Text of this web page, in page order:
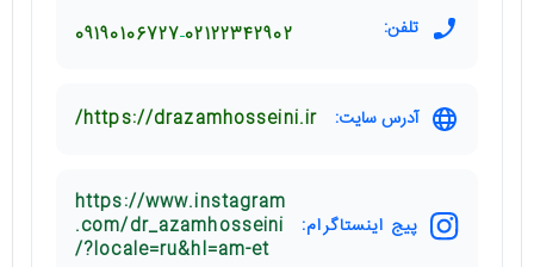
تلفن: 02122342902
09190106727
آدرس سایت: https://drazamhosseini.ir/
پیج اینستاگرام:
https://www.instagram
.com/dr_azamhosseini
/?locale=ru&hl=am-et